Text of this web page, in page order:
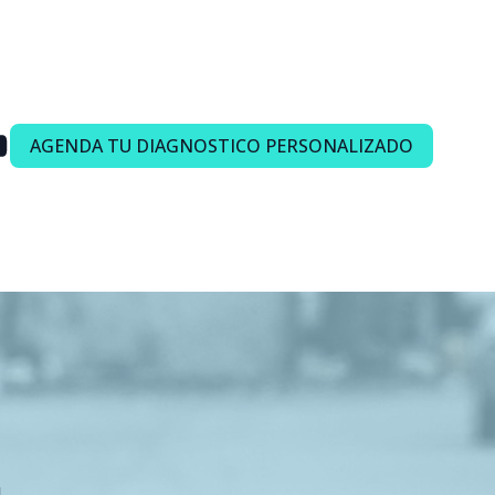
AGENDA TU DIAGNOSTICO PERSONALIZADO